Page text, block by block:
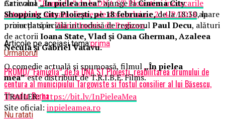
Articolul“Famiglia” de la DNA ST Ploiesti si incercarile
actuale de musamalizare ale dosarului nr 214/P/2018apare
prima dată înZiarul Incisiv de Prahova.
Articole pe aceiasi tema:prima
Urmatorul
PROMO/“Famiglia” de la DNA ST Ploiesti, reabilitarea drumului de
centura al municipiului Targoviste si fostul consilier al lui Băsescu,
Theodor Berna
Nu ratati
Caravana„În pielea mea”ajunge laCinema City
Shopping City Ploiești, pe 18 februarie,de la 18:30, la
proiecția specială introdusă de regizorulPaul Decu, alături
de actoriiIoana State, Vlad și Oana Gherman, Azaleea
Necula și Gabriel Vatavu.
O comedie actuală și spumoasă, filmul„În pielea
mea”este distribuit de T.R.I.B.E. Films.
TRAILER:https://bit.ly/InPieleaMea
Site oficial: inpieleamea.ro